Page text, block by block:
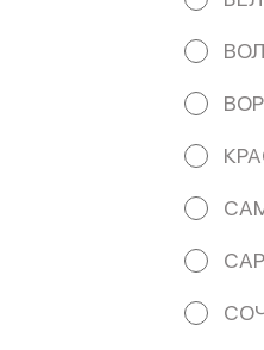
Работает на эффективном
ПОЛИТИКА